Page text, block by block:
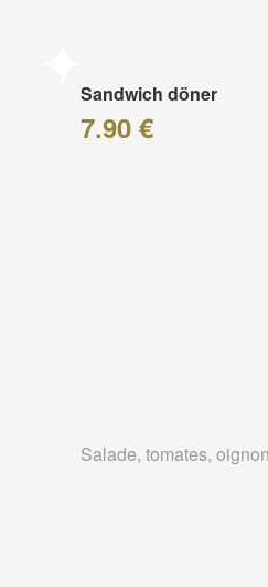
Sandwich döner
7.90 €
Salade, tomates,